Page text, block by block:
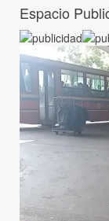
Espacio